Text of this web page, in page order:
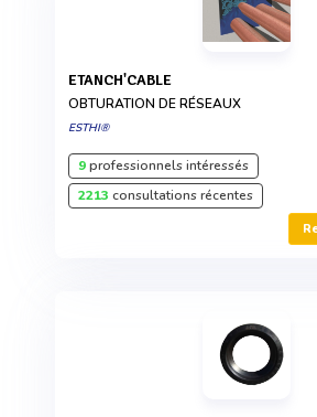
ETANCH'CABLE
OBTURATION DE RÉSEAUX
ESTHI®
9professionnels intéressés
2213 consultations récentes